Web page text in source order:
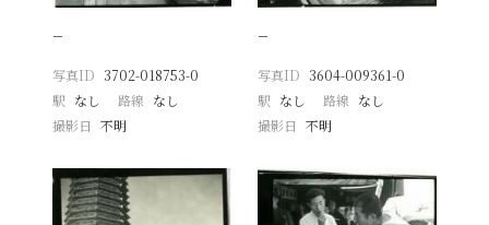
−
写真ID 3702-018753-0
駅 なし 路線 なし
撮影日
不明
−
写真ID 3604-009361-0
駅 なし 路線 なし
撮影日 不明